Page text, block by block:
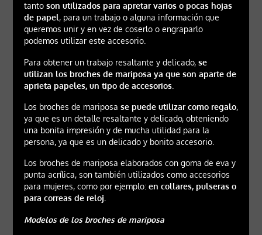
tanto son utilizados para apretar varios o pocas hojas
de papel, para un trabajo o alguna información que
queremos unir y en vez de coserlo o engraparlo
podemos utilizar este accesorio.
Para obtener un trabajo resaltante y delicado, se
utilizan los broches de mariposa ya que son aparte de
aprieta papeles, un tipo de accesorios.
Los broches de mariposa se puede utilizar como regalo,
ya que es un detalle resaltante y delicado, obteniendo
una bonita impresión y de mucha utilidad para la
persona, ya que es un delicado y bonito accesorio.
Los broches de mariposa elaborados con goma de eva y
punta acrílica, son también utilizados como accesorios
para mujeres, como por ejemplo: en collares, pulseras o
para correas de reloj.
Modelos de los broches de mariposa